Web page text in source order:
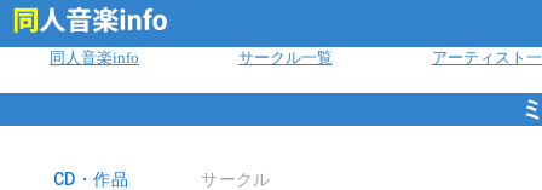
同人音楽info サークル一覧 アーティスト
CD・作品 サークル